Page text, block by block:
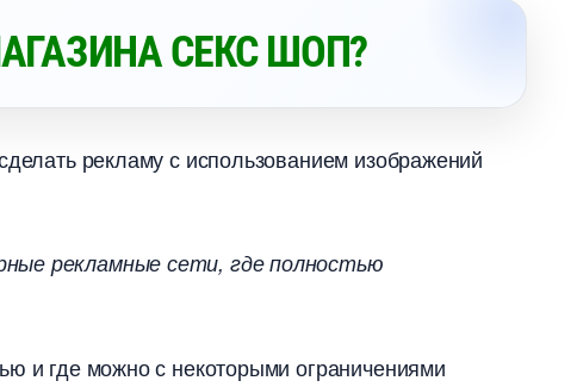
СЕКС ШОП?
рекламу с использованием изображений
рекламные сети, где полностью
и где можно с некоторыми ограничениями